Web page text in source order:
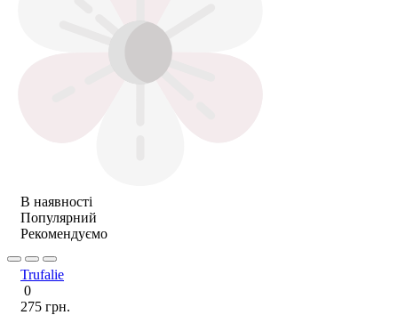
В наявності
Популярний
Рекомендуємо
Trufalie
0
275 грн.